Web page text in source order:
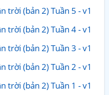
trời (bản 2) Tuần 5 - v1
trời (bản 2) Tuần 4 - v1
trời (bản 2) Tuần 3 - v1
trời (bản 2) Tuần 2 - v1
trời (bản 2) Tuần 1 - v1